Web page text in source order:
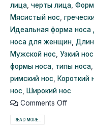
лица черты лица
Мясистый нос
Идеальная форма
носа для женщин
Мужской нос Узкий нос
формы носа типы носа
римский нос
Короткий
нос
Широкий нос
Comments Off
READ MORE...